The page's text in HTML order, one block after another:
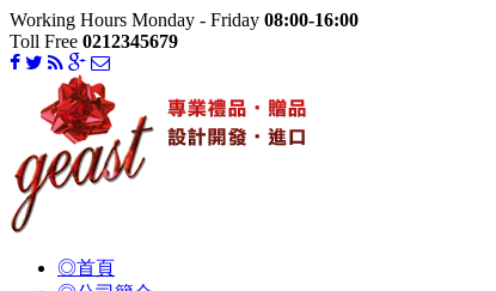
Working Hours Monday - Friday 08:00-16:00
Toll Free 0212345679
◎首頁